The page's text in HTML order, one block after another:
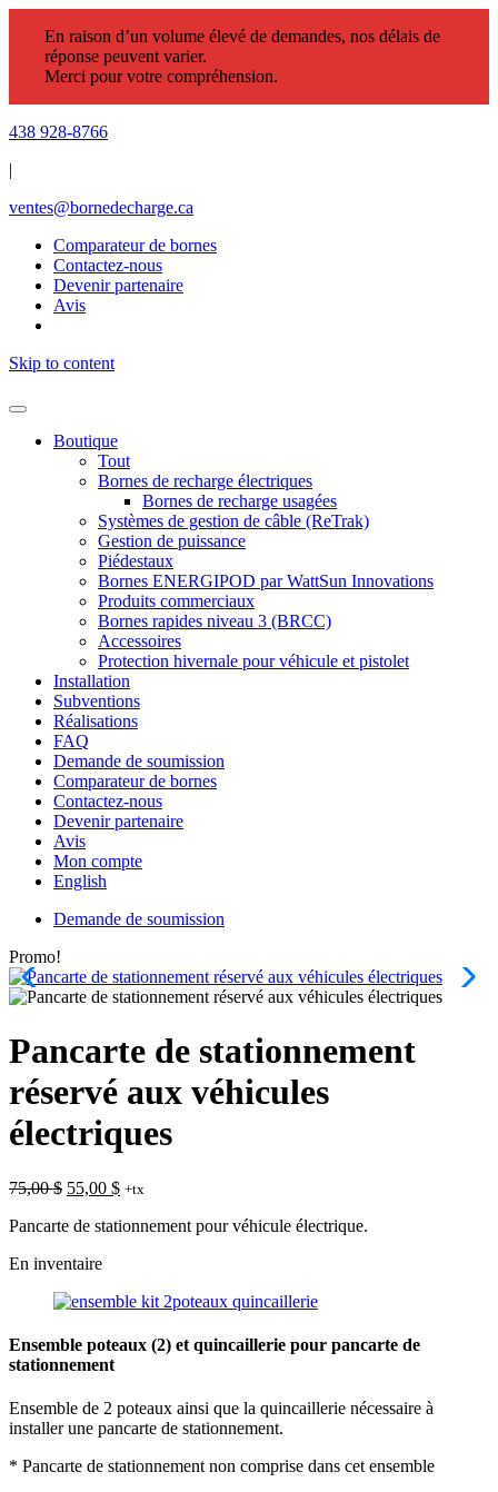
En raison d’un volume élevé de demandes, nos délais de
réponse peuvent varier.
Merci pour votre compréhension.
438 928-8766
|
ventes@bornedecharge.ca
Comparateur de bornes
Contactez-nous
Devenir partenaire
Avis
Skip to content
Boutique
Tout
Bornes de recharge électriques
Bornes de recharge usagées
Systèmes de gestion de câble (ReTrak)
Gestion de puissance
Piédestaux
Bornes ENERGIPOD par WattSun Innovations
Produits commerciaux
Bornes rapides niveau 3 (BRCC)
Accessoires
Protection hivernale pour véhicule et pistolet
Installation
Subventions
Réalisations
FAQ
Demande de soumission
Comparateur de bornes
Contactez-nous
Devenir partenaire
Avis
Mon compte
English
Demande de soumission
Promo!
Pancarte de stationnement
réservé aux véhicules
électriques
75,00$ Le
initial
75,00 $.
55,00 $Le
actuel
+tx
Pancarte de stationnement pour véhicule électrique.
En inventaire
Ensemble poteaux (2) et quincaillerie pour pancarte de
stationnement
Ensemble de 2 poteaux ainsi que la quincaillerie nécessaire à
installer une pancarte de stationnement.
* Pancarte de stationnement non comprise dans cet ensemble